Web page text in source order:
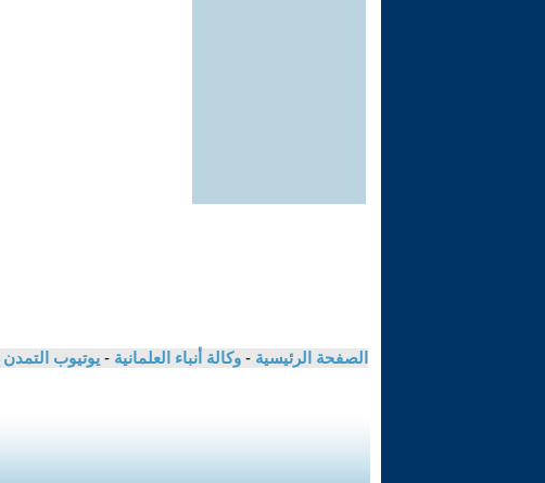
الصفحة الرئيسية - وكالة أنباء العلمانية - يوتيوب التمدن